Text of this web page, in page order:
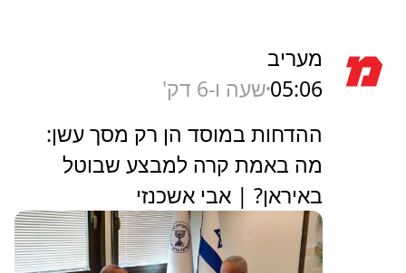
מעריב
05:06שעה ו-6 דק'
ההדחות במוסד הן רק מסך עשן:
מה באמת קרה למבצע שבוטל
באיראן? | אבי אשכנזי